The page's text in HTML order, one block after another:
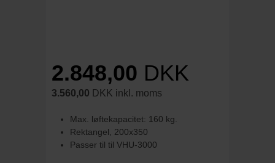
2.848,00 DKK
3.560,00 DKK inkl. moms
Max. løftekapacitet: 160 kg.
Rektangel, 200x350
Passer til til VHU-3000